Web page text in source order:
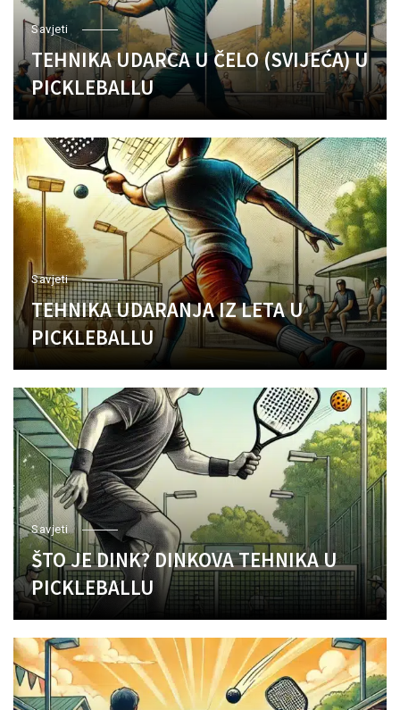
Savjeti
TEHNIKA UDARCA U ČELO (SVIJEĆA) U
PICKLEBALLU
Savjeti
TEHNIKA UDARANJA IZ LETA U
PICKLEBALLU
Savjeti
ŠTO JE DINK? DINKOVA TEHNIKA U
PICKLEBALLU